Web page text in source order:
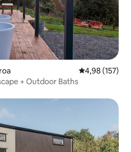
Gemiddelde
4,98 (157)
+ Outdoor Baths